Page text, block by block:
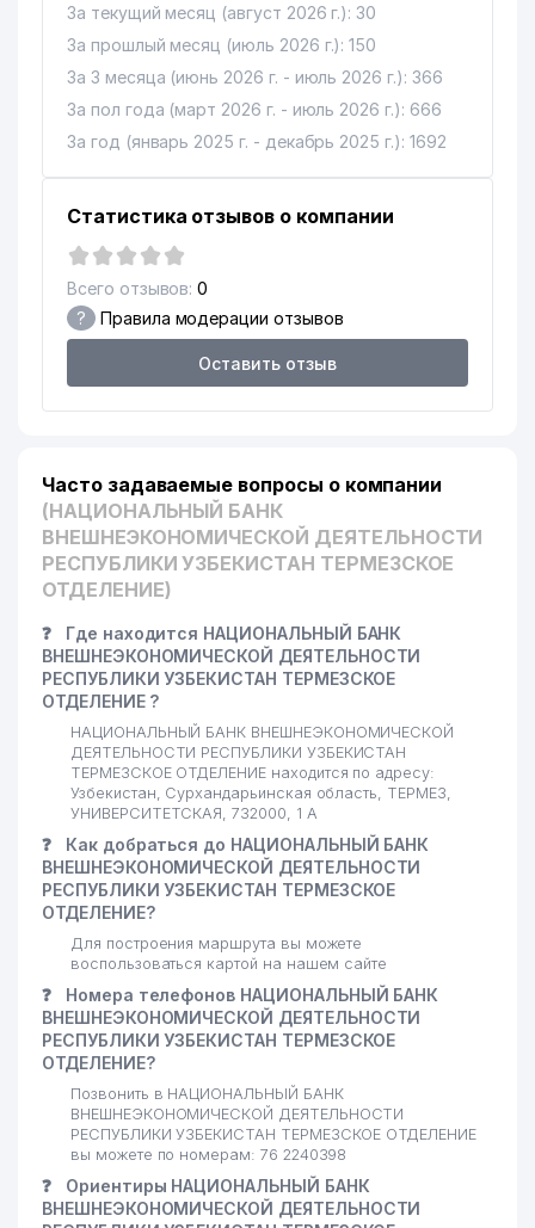
За текущий месяц (август 2026 г.): 30
За прошлый месяц (июль 2026 г.): 150
За 3 месяца (июнь 2026 г. - июль 2026 г.): 366
За пол года (март 2026 г. - июль 2026 г.): 666
За год (январь 2025 г. - декабрь 2025 г.): 1692
Статистика отзывов о компании
Всего отзывов: 0
? Правила модерации отзывов
Оставить отзыв
Часто задаваемые вопросы о компании
(НАЦИОНАЛЬНЫЙ БАНК
ВНЕШНЕЭКОНОМИЧЕСКОЙ ДЕЯТЕЛЬНОСТИ
РЕСПУБЛИКИ УЗБЕКИСТАН ТЕРМЕЗСКОЕ
ОТДЕЛЕНИЕ)
❓
Где находится НАЦИОНАЛЬНЫЙ БАНК
ВНЕШНЕЭКОНОМИЧЕСКОЙ ДЕЯТЕЛЬНОСТИ
РЕСПУБЛИКИ УЗБЕКИСТАН ТЕРМЕЗСКОЕ
ОТДЕЛЕНИЕ ?
НАЦИОНАЛЬНЫЙ БАНК ВНЕШНЕЭКОНОМИЧЕСКОЙ
ДЕЯТЕЛЬНОСТИ РЕСПУБЛИКИ УЗБЕКИСТАН
ТЕРМЕЗСКОЕ ОТДЕЛЕНИЕ находится по адресу:
Узбекистан, Сурхандарьинская область, ТЕРМЕЗ,
УНИВЕРСИТЕТСКАЯ, 732000, 1 А
❓
Как добраться до НАЦИОНАЛЬНЫЙ БАНК
ВНЕШНЕЭКОНОМИЧЕСКОЙ ДЕЯТЕЛЬНОСТИ
РЕСПУБЛИКИ УЗБЕКИСТАН ТЕРМЕЗСКОЕ
ОТДЕЛЕНИЕ?
Для построения маршрута вы можете
воспользоваться картой на нашем сайте
❓
Номера телефонов НАЦИОНАЛЬНЫЙ БАНК
ВНЕШНЕЭКОНОМИЧЕСКОЙ ДЕЯТЕЛЬНОСТИ
РЕСПУБЛИКИ УЗБЕКИСТАН ТЕРМЕЗСКОЕ
ОТДЕЛЕНИЕ?
Позвонить в НАЦИОНАЛЬНЫЙ БАНК
ВНЕШНЕЭКОНОМИЧЕСКОЙ ДЕЯТЕЛЬНОСТИ
РЕСПУБЛИКИ УЗБЕКИСТАН ТЕРМЕЗСКОЕ ОТДЕЛЕНИЕ
вы можете по номерам: 76 2240398
❓
Ориентиры НАЦИОНАЛЬНЫЙ БАНК
ВНЕШНЕЭКОНОМИЧЕСКОЙ ДЕЯТЕЛЬНОСТИ